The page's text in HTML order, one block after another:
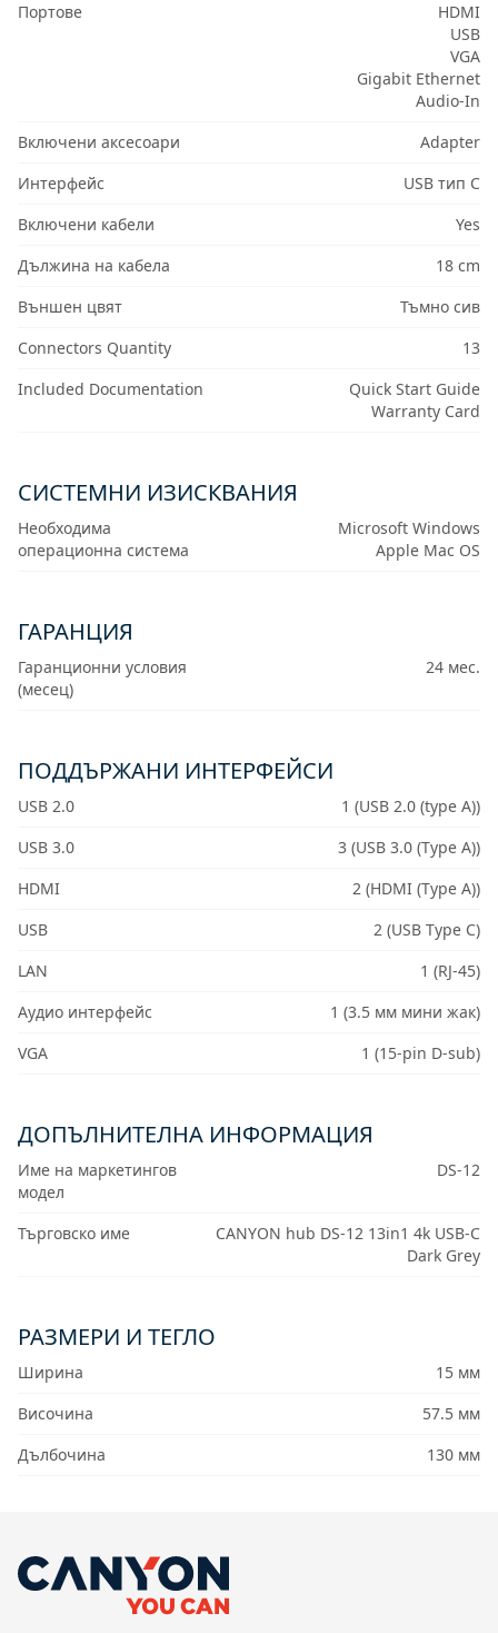
Портове
HDMI
USB
VGA
Gigabit Ethernet
Audio-In
Включени аксесоари
Adapter
Интерфейс
USB тип C
Включени кабели
Yes
Дължина на кабела
18 cm
Външен цвят
Тъмно сив
Connectors Quantity
13
Included Documentation
Quick Start Guide
Warranty Card
СИСТЕМНИ ИЗИСКВАНИЯ
Необходима
операционна система
Microsoft Windows
Apple Mac OS
ГАРАНЦИЯ
Гаранционни условия
(месец)
24 мес.
ПОДДЪРЖАНИ ИНТЕРФЕЙСИ
USB 2.0
1 (USB 2.0 (type A))
USB 3.0
3 (USB 3.0 (Type A))
HDMI
2 (HDMI (Type A))
USB
2 (USB Type C)
LAN
1 (RJ-45)
Аудио интерфейс
1 (3.5 мм мини жак)
VGA
1 (15-pin D-sub)
ДОПЪЛНИТЕЛНА ИНФОРМАЦИЯ
Име на маркетингов
модел
DS-12
Търговско име
CANYON hub DS-12 13in1 4k USB-C
Dark Grey
РАЗМЕРИ И ТЕГЛО
Ширина
15 мм
Височина
57.5 мм
Дълбочина
130 мм